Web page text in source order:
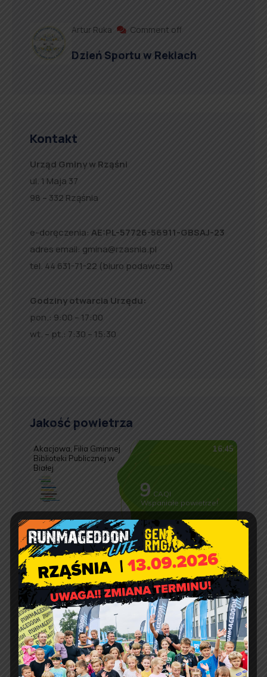
Artur Ruka Comment off
Dzień Sportu w Reklach
Kontakt
Urząd Gminy w Rząśni
ul. 1 Maja 37
98 – 332 Rząśnia
e-doręczenia: AE:PL-57726-56911-GBSAJ-23
adres email: gmina@rzasnia.pl
tel. 44 631-71-22 (biuro podawcze)
Godziny otwarcia Urzędu:
pon.: 9:00 – 17:00
wt. – pt.: 7:30 – 15:30
Jakość powietrza